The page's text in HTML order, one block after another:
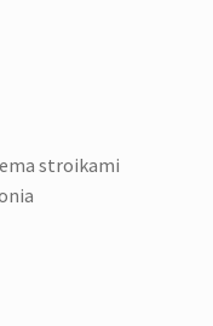
stroikami